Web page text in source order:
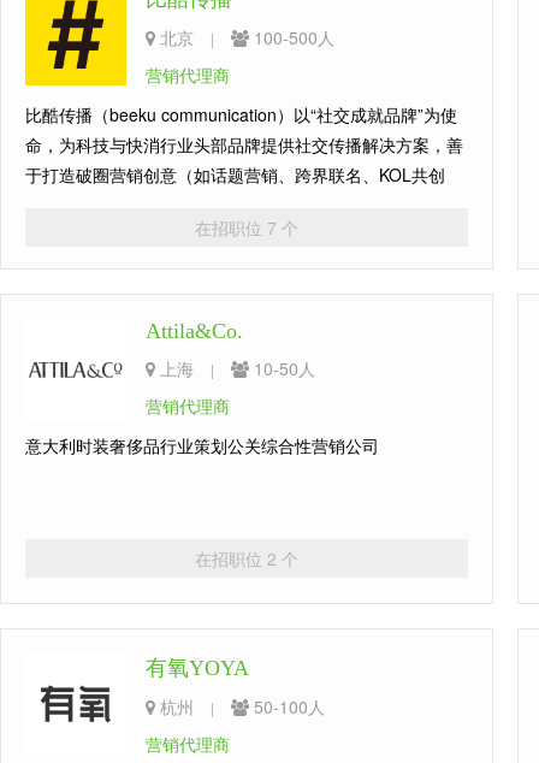
北京
|
100-500人
营销代理商
比酷传播（beeku communication）以“社交成就品牌”为使
命，为科技与快消行业头部品牌提供社交传播解决方案，善
于打造破圈营销创意（如话题营销、跨界联名、KOL共创
在招职位 7 个
Attila&Co.
上海
|
10-50人
营销代理商
意大利时装奢侈品行业策划公关综合性营销公司
在招职位 2 个
有氧YOYA
杭州
|
50-100人
营销代理商